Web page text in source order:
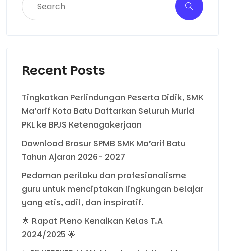
Recent Posts
Tingkatkan Perlindungan Peserta Didik, SMK
Ma’arif Kota Batu Daftarkan Seluruh Murid
PKL ke BPJS Ketenagakerjaan
Download Brosur SPMB SMK Ma’arif Batu
Tahun Ajaran 2026- 2027
Pedoman perilaku dan profesionalisme
guru untuk menciptakan lingkungan belajar
yang etis, adil, dan inspiratif.
🌟 Rapat Pleno Kenaikan Kelas T.A
2024/2025 🌟